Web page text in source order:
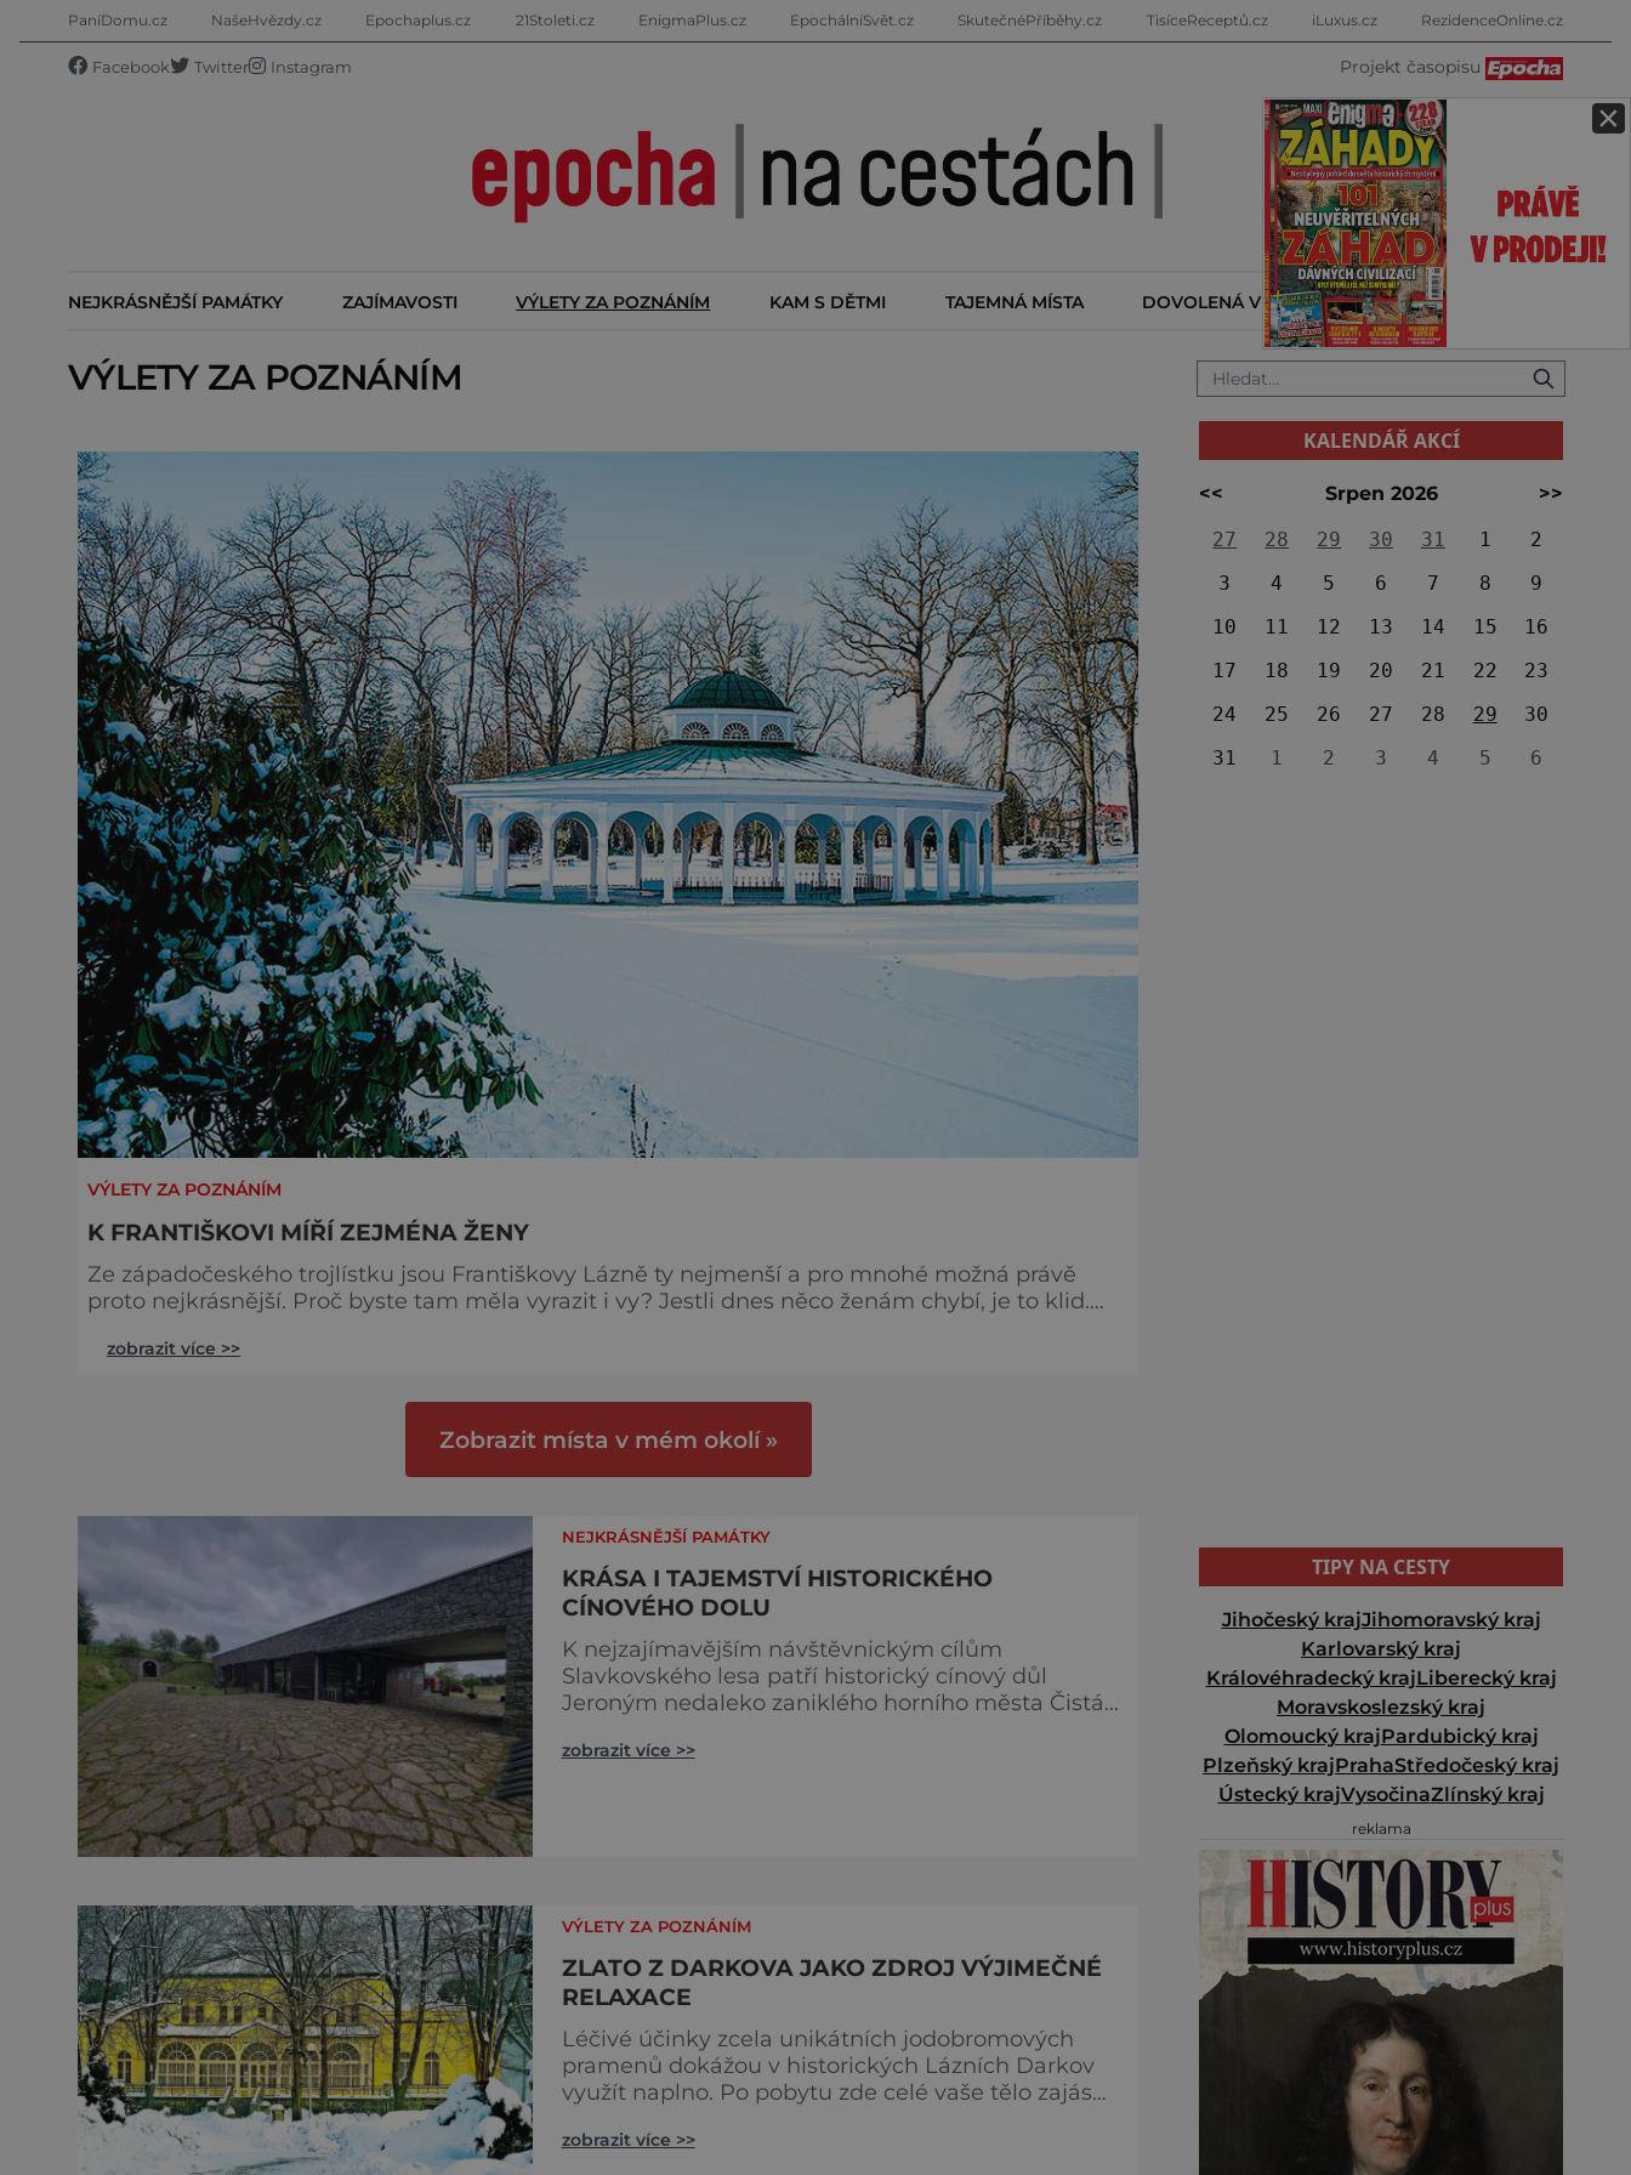
×
PaníDomu.cz NašeHvězdy.cz Epochaplus.cz 21Stoleti.cz EnigmaPlus.cz EpochálníSvět.cz SkutečnéPříběhy.cz TisíceReceptů.cz iLuxus.cz RezidenceOnline.cz
Facebook Twitter Instagram Projekt časopisu
NEJKRÁSNĚJŠÍ PAMÁTKY ZAJÍMAVOSTI VÝLETY ZA POZNÁNÍM KAM S DĚTMI TAJEMNÁ MÍSTA DOVOLENÁ V ZAHRANIČÍ KALENDÁŘ AKCÍ
VÝLETY ZA POZNÁNÍM
VÝLETY ZA POZNÁNÍM
K FRANTIŠKOVI MÍŘÍ ZEJMÉNA ŽENY
Ze západočeského trojlístku jsou Františkovy Lázně ty nejmenší a pro mnohé možná právě
proto nejkrásnější. Proč byste tam měla vyrazit i vy? Jestli dnes něco ženám chybí, je to klid.
Žlutobílé empírové domy, široké parky a kolonády nabízejí odpočinek od toho všeho. [gallery
zobrazit více >>
Zobrazit místa v mém okolí »
NEJKRÁSNĚJŠÍ PAMÁTKY
KRÁSA I TAJEMSTVÍ HISTORICKÉHO
CÍNOVÉHO DOLU
K nejzajímavějším návštěvnickým cílům
Slavkovského lesa patří historický cínový důl
Jeroným nedaleko zaniklého horního města Čistá.
kulturní památka je dnes přístupná veřejnosti a
zobrazit více >>
VÝLETY ZA POZNÁNÍM
ZLATO Z DARKOVA JAKO ZDROJ VÝJIMEČNÉ
RELAXACE
Léčivé účinky zcela unikátních jodobromových
pramenů dokážou v historických Lázních Darkov
využít naplno. Po pobytu zde celé vaše tělo zajásá.
s černouhelnými doly a měsíční krajinou, které je
zobrazit více >>
KALENDÁŘ AKCÍ
<< Srpen 2026
>>
27
28 29 30 31 1
2
3
4 5 6 7 8
9
10
11 12 13 14 15
16
17
18 19 20 21 22
23
24
25 26 27 28 29
30
31
1 2 3 4 5 6
TIPY NA CESTY
Jihočeský krajJihomoravský kraj
Karlovarský kraj
Královéhradecký krajLiberecký kraj
Moravskoslezský kraj
Olomoucký krajPardubický kraj
Plzeňský krajPrahaStředočeský kraj
Ústecký krajVysočinaZlínský kraj
reklama